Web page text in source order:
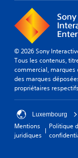
© 2026 Sony
Tous les contenus,
commercial, marques
des marques
propriétaires
Luxembourg
Mentions
juridiques
Politique